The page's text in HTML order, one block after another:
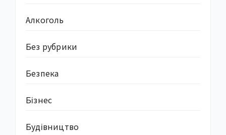
Алкоголь
Без рубрики
Безпека
Бізнес
Будівництво